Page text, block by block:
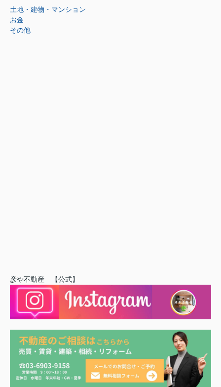
土地・建物・マンション
お金
その他
彦や不動産 【公式】